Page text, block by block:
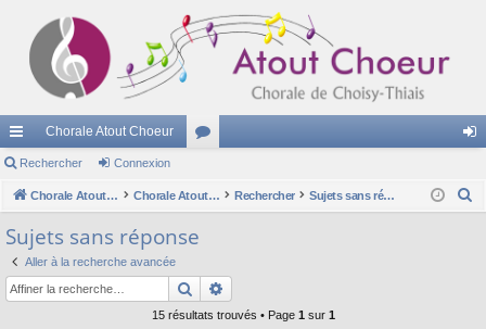
cc
ès
ra
pi
de
Chorale Atout Choeur
u ne
Rechercher Connexion
Chorale Atout Choeur Chorale Atout Choeur Rechercher Sujets sans réponse
Sujets sans réponse
Aller à la recherche avancée
Rechercher
15 résultats trouvés • Page 1 sur 1